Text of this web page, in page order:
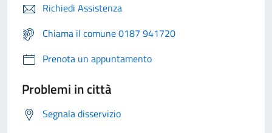
Richiedi Assistenza
Chiama il comune 0187 941720
Prenota un appuntamento
Problemi in città
Segnala disservizio